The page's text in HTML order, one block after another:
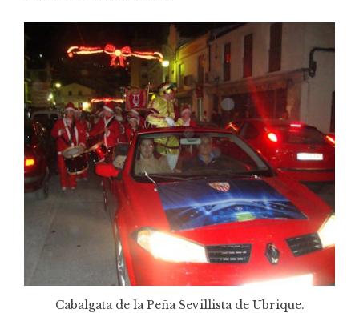
Cabalgata de la Peña Sevillista de Ubrique.